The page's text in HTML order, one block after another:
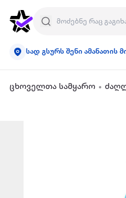
სად გსურს შენი ამანათის
ცხოველთა სამყარო